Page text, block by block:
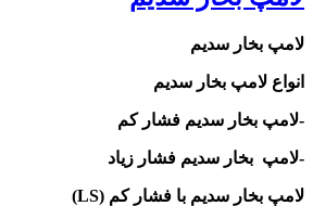
سدیم
بخار سدیم
بخار سدیم فشار کم
سدیم فشار زیاد
سدیم با فشار کم(LS)